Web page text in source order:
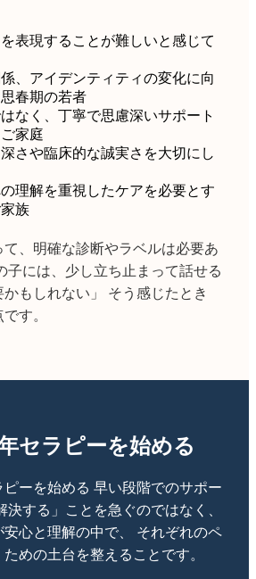
表現することが難しいと感じて
、アイデンティティの変化に向
春期の若者
なく、丁寧で思慮深いサポート
家庭
さや臨床的な誠実さを大切にし
理解を重視したケアを必要とす
族
、明確な診断やラベルは必要あ
子には、少し立ち止まって話せる
もしれない」 そう感じたとき
す。
セラピーを始める
ピーを始める 早い段階でのサポー
決する」ことを急ぐのではなく、
心と理解の中で、 それぞれのペ
めの土台を整えることです。